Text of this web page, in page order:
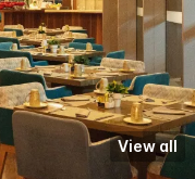
View all